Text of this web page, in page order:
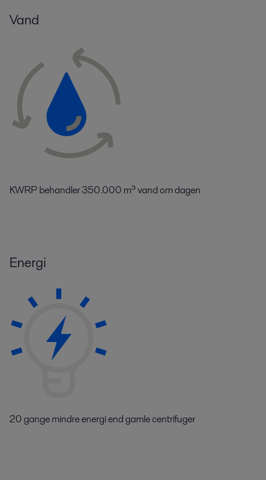
Vand
KWRP behandler 350.000 m³ vand om dagen
Energi
20 gange mindre energi end gamle centrifuger